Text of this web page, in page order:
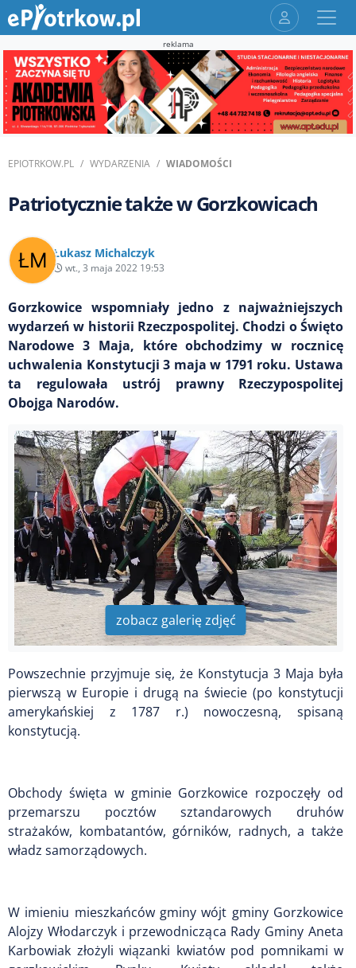
reklama
EPIOTRKOW.PL WYDARZENIA WIADOMOŚCI
Patriotycznie także w Gorzkowicach
Łukasz Michalczyk
wt., 3 maja 2022 19:53
Gorzkowice wspomniały jedno z najważniejszych
wydarzeń w historii Rzeczpospolitej. Chodzi o Święto
Narodowe 3 Maja, które obchodzimy w rocznicę
uchwalenia Konstytucji 3 maja w 1791 roku. Ustawa
ta regulowała ustrój prawny Rzeczypospolitej
Obojga Narodów.
zobacz galerię zdjęć
Powszechnie przyjmuje się, że Konstytucja 3 Maja była
pierwszą w Europie i drugą na świecie (po konstytucji
amerykańskiej z 1787 r.) nowoczesną, spisaną
konstytucją.
Obchody święta w gminie Gorzkowice rozpoczęły od
przemarszu pocztów sztandarowych druhów
strażaków, kombatantów, górników, radnych, a także
władz samorządowych.
W imieniu mieszkańców gminy wójt gminy Gorzkowice
Alojzy Włodarczyk i przewodnicząca Rady Gminy Aneta
Karbowiak złożyli wiązanki kwiatów pod pomnikami w